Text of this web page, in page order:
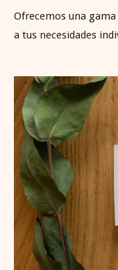
Ofrecemos una
a tus necesidades